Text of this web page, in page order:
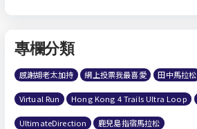
專欄分類
感謝胡老太加持 網上投票我最喜愛 田中馬拉松
Virtual Run Hong Kong 4 Trails Ultra Loop
UltimateDirection 鹿兒島指宿馬拉松